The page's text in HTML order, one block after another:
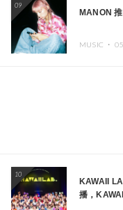
09
MANON 推
MUSIC ・
10
KAWAII
播，